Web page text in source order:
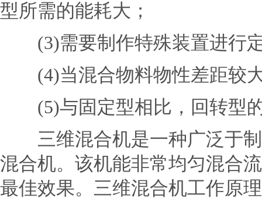
型所需的能耗大；
(3)需要制作特殊装置进行
(4)当混合物料物性差距较大
(5)与固定型相比，回转型
三维混合机是一种广泛于
混合机。该机能非常均匀混合
最佳效果。三维混合机工作原